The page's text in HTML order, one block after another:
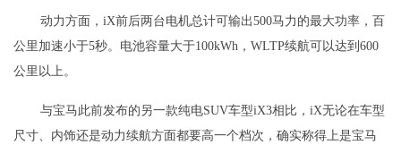
动力方面，iX前后两台电机总计可输出500马力的最大功率，百
公里加速小于5秒。电池容量大于100kWh，WLTP续航可以达到600
公里以上。
与宝马此前发布的另一款纯电SUV车型iX3相比，iX无论在车型
尺寸、内饰还是动力续航方面都要高一个档次，确实称得上是宝马